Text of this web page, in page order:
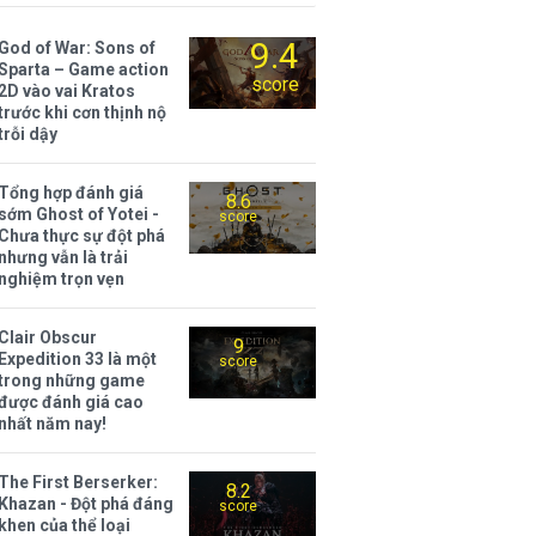
9.4
score
God of War: Sons of
– Game action
2D vào vai Kratos
khi cơn thịnh nộ
dậy
8.6
score
Tổng hợp đánh giá
sớm Ghost of Yotei -
Chưa thực sự đột phá
nhưng vẫn là trải
nghiệm trọn vẹn
9
score
Clair Obscur
Expedition 33 là một
những game
đánh giá cao
nhất năm nay!
8.2
score
The First Berserker:
Khazan - Đột phá đáng
khen của thể loại